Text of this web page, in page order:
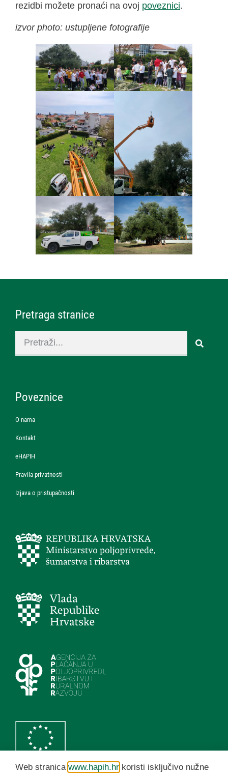
rezidbi možete pronaći na ovoj poveznici.
izvor photo: ustupljene fotografije
Pretraga stranice
Poveznice
O nama
Kontakt
eHAPIH
Pravila privatnosti
Izjava o pristupačnosti
Web stranica www.hapih.hr koristi isključivo nužne